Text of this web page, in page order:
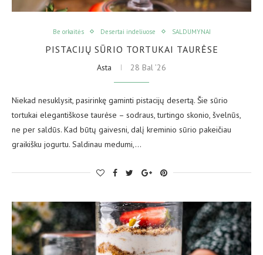
Be orkaitės Desertai indeliuose SALDUMYNAI
PISTACIJŲ SŪRIO TORTUKAI TAURĖSE
Asta 28 Bal ’26
Niekad nesuklysit, pasirinkę gaminti pistacijų desertą. Šie sūrio
tortukai elegantiškose taurėse – sodraus, turtingo skonio, švelnūs,
ne per saldūs. Kad būtų gaivesni, dalį kreminio sūrio pakeičiau
graikišku jogurtu. Saldinau medumi,…